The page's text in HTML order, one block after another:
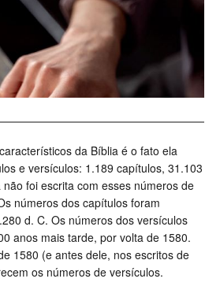
da Bíblia é o fato ela
e versículos: 1.189 capítulos, 31.103
foi escrita com esses números de
números dos capítulos foram
d. C. Os números dos versículos
anos mais tarde, por volta de 1580.
1580 (e antes dele, nos escritos de
os números de versículos.